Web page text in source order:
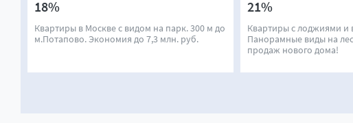
18%
Квартиры в Москве с видом на парк. 300 м до
м.Потапово. Экономия до 7,3 млн. руб.
21%
Квартиры с лоджиями и
Панорамные виды на
продаж нового дома!